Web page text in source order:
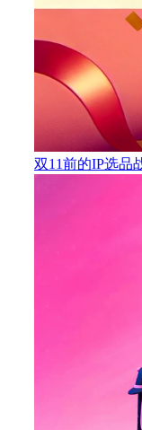
双11前的IP选品